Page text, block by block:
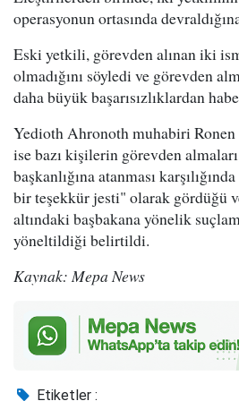
operasyonun ortasında
Eski yetkili, görevden alınan iki
olmadığını söyledi ve görevden
daha büyük başarısızlıklardan
Yedioth Ahronoth muhabiri Ronen
ise bazı kişilerin görevden
başkanlığına atanması
bir teşekkür jesti" olarak gördüğü
altındaki başbakana yönelik
yöneltildiği belirtildi.
Kaynak: Mepa News
Etiketler :